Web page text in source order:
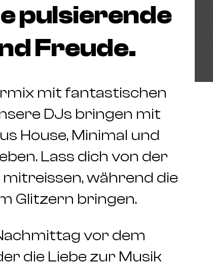
pulsierende
Freude.
mit fantastischen
DJs bringen mit
House, Minimal und
Lass dich von der
während die
Glitzern bringen.
vor dem
die Liebe zur Musik